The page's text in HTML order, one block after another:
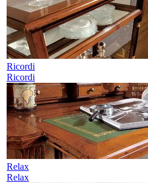
Ricordi
Ricordi
Relax
Relax